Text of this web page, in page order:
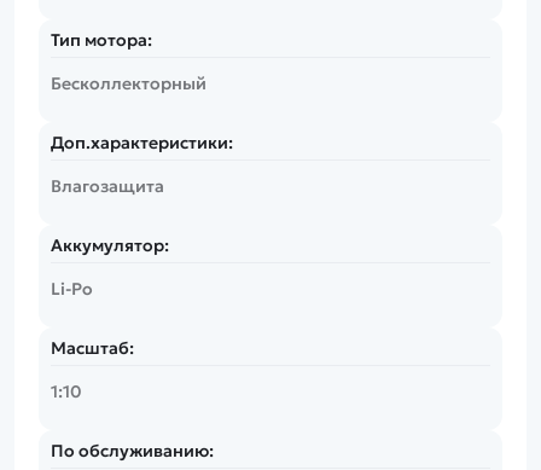
Тип мотора:
Бесколлекторный
Доп.характеристики:
Влагозащита
Аккумулятор:
Li-Po
Масштаб:
1:10
По обслуживанию: